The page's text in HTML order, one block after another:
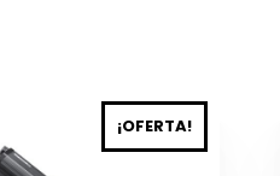
¡OFERTA!